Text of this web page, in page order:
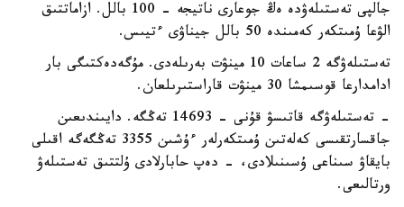
جالپى تەستىلەۋدە ەڭ جوعارى ناتيجە - 100 بالل. ازاماتتىق
الۋعا ۇمىتكەر كەمىندە 50 بالل جيناۋى ءتيىس.
تەستىلەۋگە 2 ساعات 10 مينۋت بەرىلەدى. مۇگەدەكتىگى بار
ادامدارعا قوسىمشا 30 مينۋت قاراستىرىلعان.
- تەستىلەۋگە قاتىسۋ قۇنى - 14693 تەڭگە. دايىندىعىن
جاقسارتقىسى كەلەتىن ۇمىتكەرلەر ءۇشىن 3355 تەڭگەگە اقىلى
بايقاۋ سىناعى ۇسىنىلادى، - دەپ حابارلادى ۇلتتىق تەستىلەۋ
ورتالىعى.